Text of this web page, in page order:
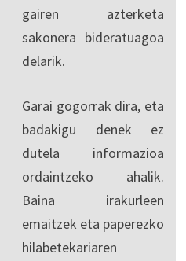
gairen azterketa
sakonera bideratuagoa
delarik.
Garai gogorrak dira, eta
badakigu denek ez
dutela informazioa
ordaintzeko ahalik.
Baina irakurleen
emaitzek eta paperezko
hilabetekariaren